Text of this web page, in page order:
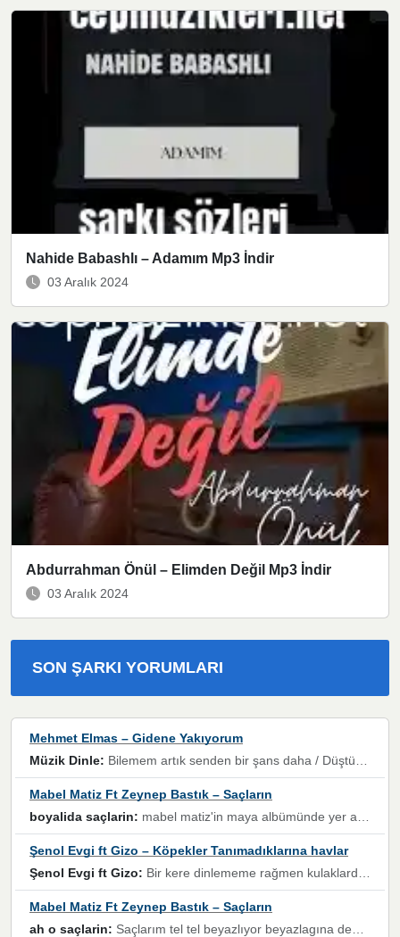
Nahide Babashlı – Adamım Mp3 İndir
03 Aralık 2024
Abdurrahman Önül – Elimden Değil Mp3 İndir
03 Aralık 2024
SON ŞARKI YORUMLARI
Mehmet Elmas – Gidene Yakıyorum
Müzik Dinle: Bilemem artık senden bir şans daha / Düştüğün zaman ben olmayacağım yanında” dizeleri, artık geçmişin tekrarına izin verilmeyeceğini, kişisel sınırların çizildiğini gösteriyor.
Mabel Matiz Ft Zeynep Bastık – Saçların
boyalida saçlarin: mabel matiz'in maya albümünde yer alan güzellerden. parça da şarkı hani! müzikal altyapısına vurulduğum, sözlerinde kaybolduğum bir parça olmuş.
Şenol Evgi ft Gizo – Köpekler Tanımadıklarına havlar
Şenol Evgi ft Gizo: Bir kere dinlememe rağmen kulaklardan gitmiyor sen sen sen sen kurban ol sen sen sen sen hayran ol yükses ses müzik dinleme sebebisiniz canlar bomba gibi patladınız maşallah
Mabel Matiz Ft Zeynep Bastık – Saçların
ah o saçlarin: Saçlarım tel tel beyazlıyor beyazlagına degil yanımda sen yoksun ona üzülüyorum günler bir bir geçiyor geçen günlere değil sensiz geçen günlere darılıyorum,Dinledikce asla kavusamayacagim ama asla unutamicagim sevdiğim adam için yanar içim